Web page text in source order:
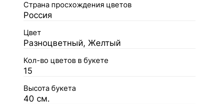
Страна просхождения цветов
Россия
Цвет
Разноцветный, Желтый
Кол-во цветов в букете
15
Высота букета
40 см.